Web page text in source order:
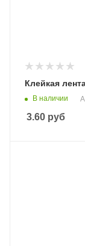
Клейкая
В наличии
3.60 руб